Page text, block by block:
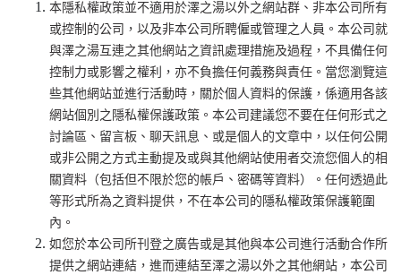
本隱私權政策並不適用於澤之湯以外之網站群、非本公司所有
或控制的公司，以及非本公司所聘僱或管理之人員。本公司就
與澤之湯互連之其他網站之資訊處理措施及過程，不具備任何
控制力或影響之權利，亦不負擔任何義務與責任。當您瀏覽這
些其他網站並進行活動時，關於個人資料的保護，係適用各該
網站個別之隱私權保護政策。本公司建議您不要在任何形式之
討論區、留言板、聊天訊息、或是個人的文章中，以任何公開
或非公開之方式主動提及或與其他網站使用者交流您個人的相
關資料（包括但不限於您的帳戶、密碼等資料）。任何透過此
等形式所為之資料提供，不在本公司的隱私權政策保護範圍
內。
如您於本公司所刊登之廣告或是其他與本公司進行活動合作所
提供之網站連結，進而連結至澤之湯以外之其他網站，本公司